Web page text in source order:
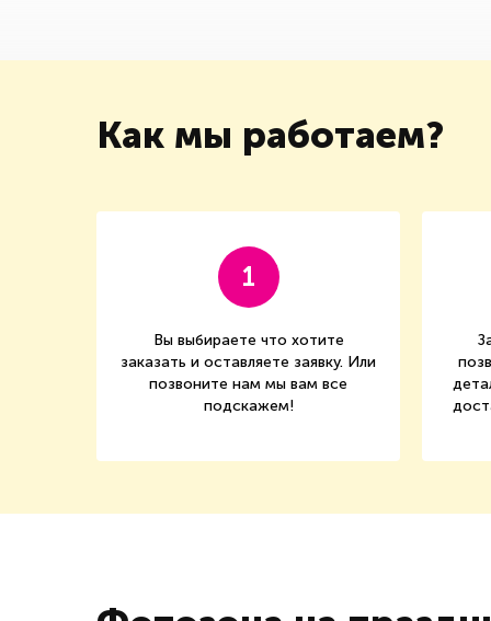
Как мы работаем?
1
Вы выбираете что хотите
заказать и оставляете заявку. Или
позвоните нам мы вам все
подскажем!